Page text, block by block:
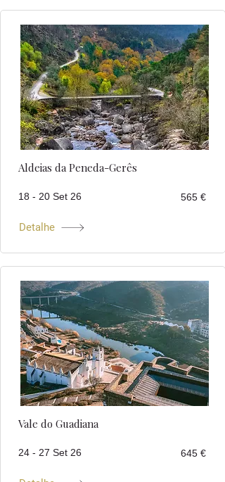
Aldeias da Peneda-Gerês
18 - 20 Set 26 565 €
Detalhe
Vale do Guadiana
24 - 27 Set 26 645 €